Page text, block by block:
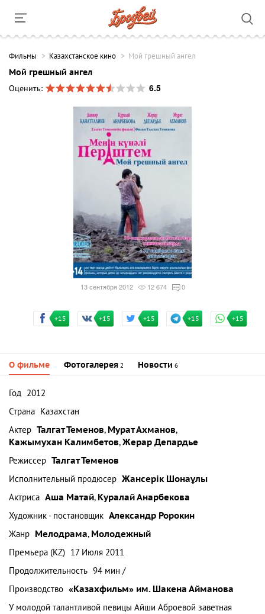
Фильмы Казахстанское кино Мой грешный ангел
Мой грешный ангел
Оценить:
6.5
13 сентября 2012 12 674 0
+15 +15 +15 +15 +15
О фильме Фотогалерея 2 Новости 6
Год 2012
Страна Казахстан
Актер Талгат Теменов, Мурат Ахманов,
Кажымухан Калимбетов,Жерар Депардье
Режиссер Талгат Теменов
Исполнительный продюсер Жансерік Шонаұлы
Актриса Аша Матай, Куралай Анарбекова
Художник - постановщик Александр Ророкин
Жанр Мелодрама, Молодежный
Премьера (KZ) 17 Июля 2011
Продолжительность 94 мин /
Производство «Казахфильм» им. Шакена Айманова
У молодой талантливой певицы Айши Аброевой заветная